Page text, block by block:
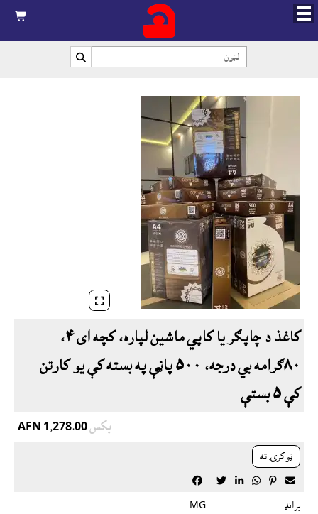



کاغذ د چاپګر يا کاپي ماشين لپاره، کچه اى ٤،
٨٠ګرامه بي درجه، ٥٠٠ پاڼې په بسته کې يو کارتن
کې ٥ بستې
AFN 1,278.00بکس
ټوکرۍ ته
     
برانډ MG